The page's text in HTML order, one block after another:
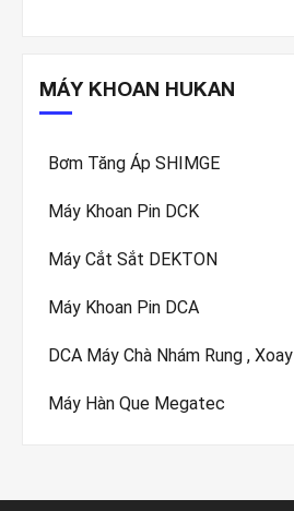
MÁY KHOAN HUKAN
Bơm Tăng Áp SHIMGE
Máy Khoan Pin DCK
Máy Cắt Sắt DEKTON
Máy Khoan Pin DCA
DCA Máy Chà Nhám Rung , Xoay
Máy Hàn Que Megatec